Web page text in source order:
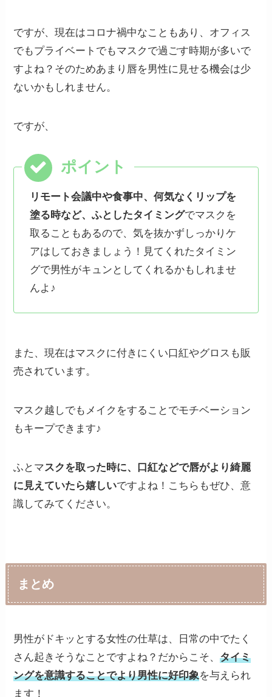
ですが、現在はコロナ禍中なこともあり、オフィス
でもプライベートでもマスクで過ごす時期が多いで
すよね？そのためあまり唇を男性に見せる機会は少
ないかもしれません。
ですが、
リモート会議中や食事中、何気なくリップを
塗る時など、ふとしたタイミングでマスクを
取ることもあるので、気を抜かずしっかりケ
アはしておきましょう！見てくれたタイミン
グで男性がキュンとしてくれるかもしれませ
んよ♪
また、現在はマスクに付きにくい口紅やグロスも販
売されています。
マスク越しでもメイクをすることでモチベーション
もキープできます♪
ふとマスクを取った時に、口紅などで唇がより綺麗
に見えていたら嬉しいですよね！こちらもぜひ、意
識してみてください。
まとめ
男性がドキッとする女性の仕草は、日常の中でたく
さん起きそうなことですよね？だからこそ、タイミ
ングを意識することでより男性に好印象を与えられ
ます！